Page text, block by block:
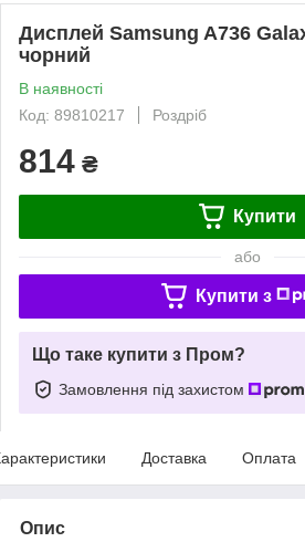
Дисплей Samsung A736
чорний
В наявності
Код: 89810217
Роздріб
814 ₴
Купити
або
Купити з
Що таке купити з Пром?
Замовлення під захистом
Доставка Оплата
Опис